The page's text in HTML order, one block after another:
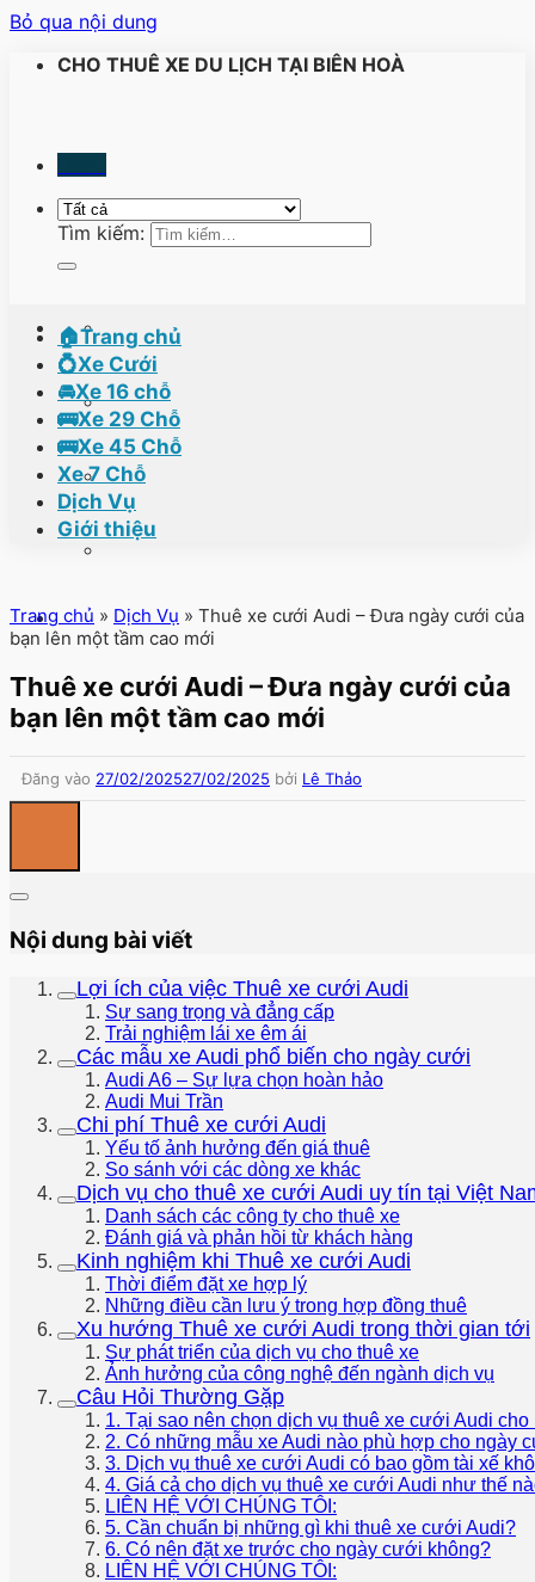
Bỏ qua nội dung
CHO THUÊ XE DU LỊCH TẠI BIÊN HOÀ
Tìm kiếm:
🏠Trang chủ
💍Xe Cưới
🚘Xe 16 chỗ
🚌Xe 29 Chỗ
🚌Xe 45 Chỗ
Xe 7 Chỗ
Dịch Vụ
Giới thiệu
Trang chủ » Dịch Vụ » Thuê xe cưới Audi – Đưa ngày cưới của
bạn lên một tầm cao mới
Thuê xe cưới Audi – Đưa ngày cưới của
bạn lên một tầm cao mới
Đăng vào 27/02/202527/02/2025 bởi Lê Thảo
Nội dung bài viết
Lợi ích của việc Thuê xe cưới Audi
Sự sang trọng và đẳng cấp
Trải nghiệm lái xe êm ái
Các mẫu xe Audi phổ biến cho ngày cưới
Audi A6 – Sự lựa chọn hoàn hảo
Audi Mui Trần
Chi phí Thuê xe cưới Audi
Yếu tố ảnh hưởng đến giá thuê
So sánh với các dòng xe khác
Dịch vụ cho thuê xe cưới Audi uy tín tại Việt
Danh sách các công ty cho thuê xe
Đánh giá và phản hồi từ khách hàng
Kinh nghiệm khi Thuê xe cưới Audi
Thời điểm đặt xe hợp lý
Những điều cần lưu ý trong hợp đồng thuê
Xu hướng Thuê xe cưới Audi trong thời gian tới
Sự phát triển của dịch vụ cho thuê xe
Ảnh hưởng của công nghệ đến ngành dịch vụ
Câu Hỏi Thường Gặp
1. Tại sao nên chọn dịch vụ thuê xe cưới Audi
2. Có những mẫu xe Audi nào phù hợp cho ngày
3. Dịch vụ thuê xe cưới Audi có bao gồm tài xế
4. Giá cả cho dịch vụ thuê xe cưới Audi như thế
LIÊN HỆ VỚI CHÚNG TÔI:
5. Cần chuẩn bị những gì khi thuê xe cưới Audi?
6. Có nên đặt xe trước cho ngày cưới không?
LIÊN HỆ VỚI CHÚNG TÔI: